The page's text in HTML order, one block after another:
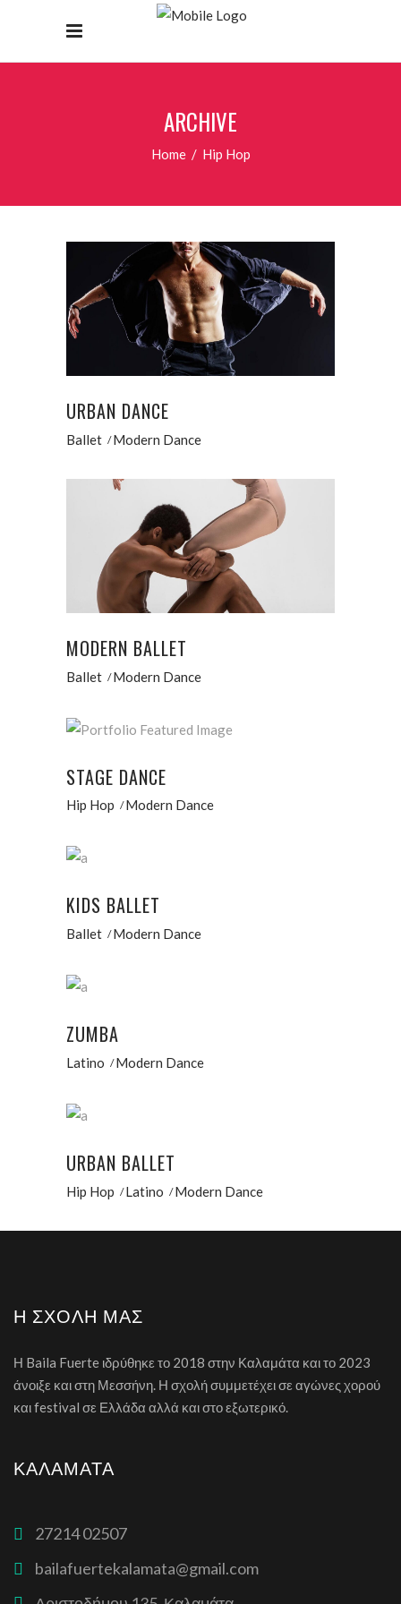
ARCHIVE
Home/ Hip Hop
URBAN DANCE
Ballet Modern Dance
MODERN BALLET
Ballet Modern Dance
STAGE DANCE
Hip Hop Modern Dance
KIDS BALLET
Ballet Modern Dance
ZUMBA
Latino Modern Dance
URBAN BALLET
Hip Hop Latino Modern Dance
Η ΣΧΟΛΉ ΜΑΣ
Η Baila Fuerte ιδρύθηκε το 2018 στην Καλαμάτα και το 2023
άνοιξε και στη Μεσσήνη. Η σχολή συμμετέχει σε αγώνες χορού
και festival σε Ελλάδα αλλά και στο εξωτερικό.
ΚΑΛΑΜΆΤΑ
27214 02507
bailafuertekalamata@gmail.com